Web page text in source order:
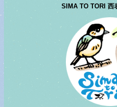
SIMA TO TORI 西